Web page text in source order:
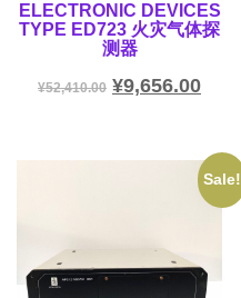
ELECTRONIC DEVICES
TYPE ED723 火灾气体探
测器
¥52,410.00 ¥9,656.00
Sale!